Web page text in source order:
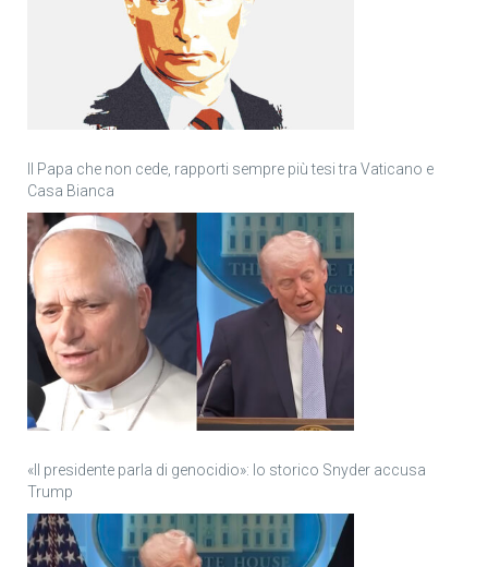
Il Papa che non cede, rapporti sempre più tesi tra Vaticano e
Casa Bianca
«Il presidente parla di genocidio»: lo storico Snyder accusa
Trump